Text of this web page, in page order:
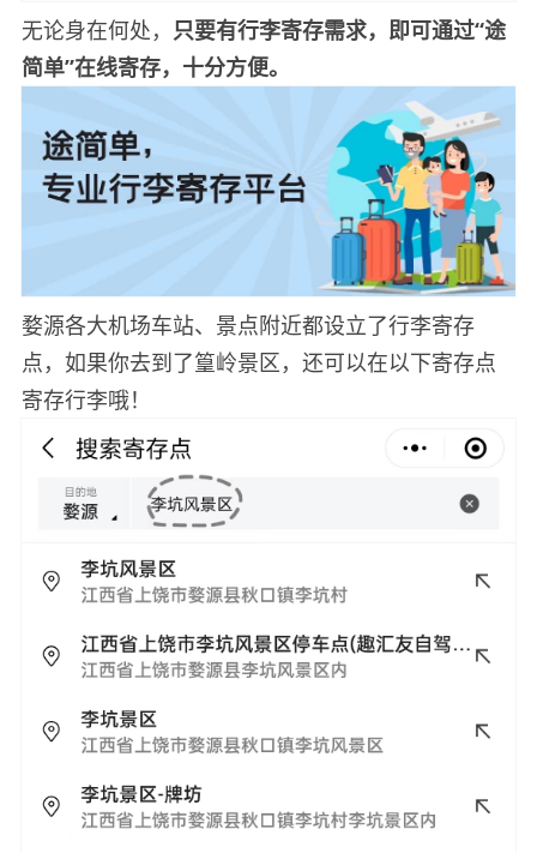
无论身在何处， 只要有行李寄存需求，即可通过“途
简单”在线寄存，十分方便。
婺源各大机场车站、景点附近都设立了行李寄存
点，如果你去到了篁岭景区，还可以在以下寄存点
寄存行李哦！